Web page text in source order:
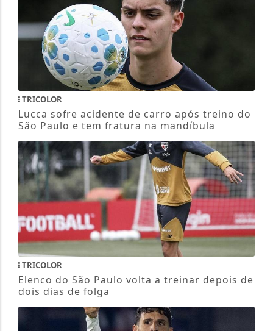
TRICOLOR
Lucca sofre acidente de carro após treino do
São Paulo e tem fratura na mandíbula
TRICOLOR
Elenco do São Paulo volta a treinar depois de
dois dias de folga